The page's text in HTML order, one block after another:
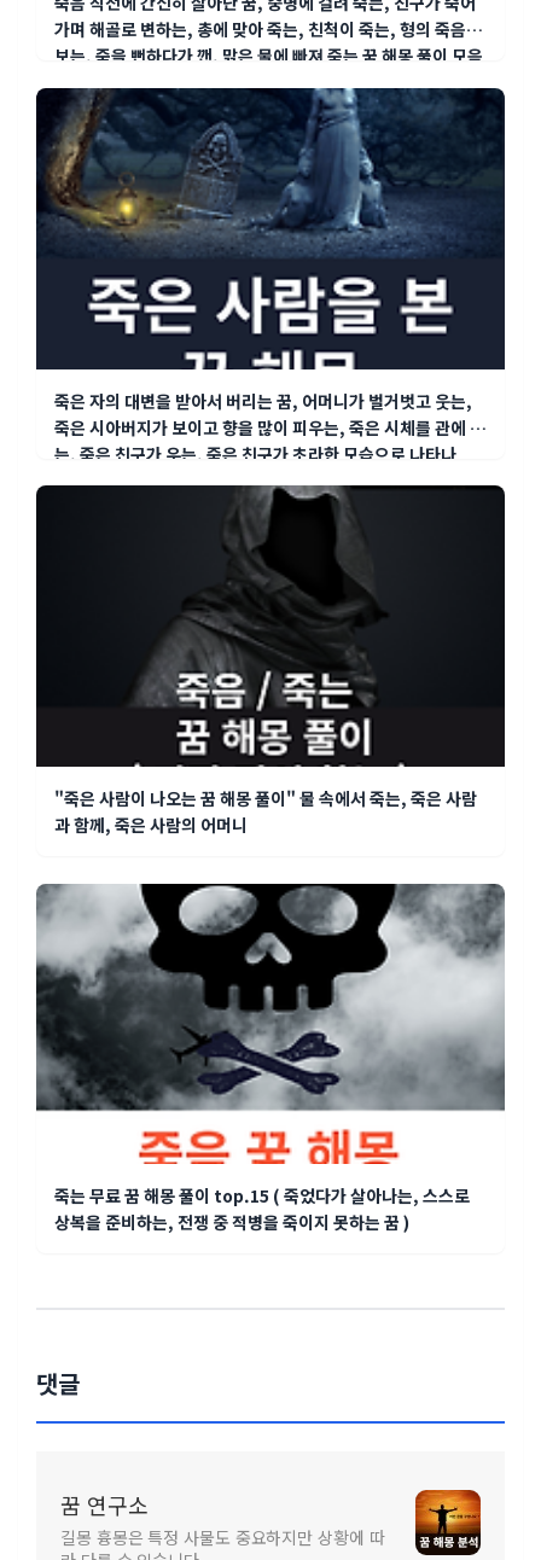
가며 해골로 변하는, 총에 맞아 죽는, 친척이 죽는, 형의 죽음을
보는, 죽을 뻔하다가 깬, 맑은 물에 빠져 죽는 꿈 해몽 풀이 모음
죽은 자의 대변을 받아서 버리는 꿈, 어머니가 벌거벗고 웃는,
죽은 시아버지가 보이고 향을 많이 피우는, 죽은 시체를 관에 넣
는, 죽은 친구가 우는, 죽은 친구가 초라한 모습으로 나타나
아..
"죽은 사람이 나오는 꿈 해몽 풀이" 물 속에서 죽는, 죽은 사람
과 함께, 죽은 사람의 어머니
죽는 무료 꿈 해몽 풀이 top.15 ( 죽었다가 살아나는, 스스로
상복을 준비하는, 전쟁 중 적병을 죽이지 못하는 꿈 )
댓글
꿈 연구소
길몽 흉몽은 특정 사물도 중요하지만 상황에 따